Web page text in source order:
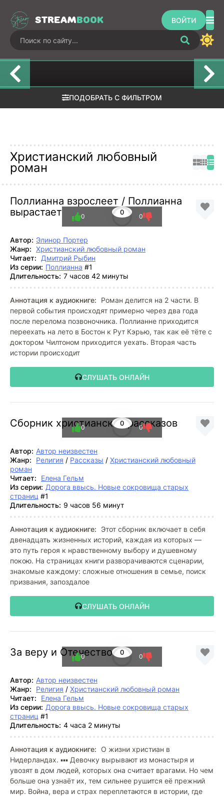
STREAMBOOK ВОЙТИ
ведьмак: 10.
ведьма
назначение
ПОДОБРАТЬ С ФИЛЬТРОМ
Христианский любовный
роман
Поллианна взрослеет / Поллианна
вырастает
0
0 0
Автор: Элинор Портер
Жанр: Христианский любовный роман
Читает:
Дмитрий Рыбин
Из серии: Поллианна #1
Длительность: 7 часов 42 минуты
Аннотация к аудиокниге:
Роман делится на 2 части. В
первой события происходят примерно через два года
после перелома позвоночника. Поллианне приходится
переехать на лето в Бостон к Рут Кэрью, так как её тёте с
доктором Чилтоном приходится уехать. Вторая часть
истории происходит
СЛУШАТЬ ОНЛАЙН
Сборник христианских рассказов
0
0 0
Автор: Автор неизвестен
Жанр:
Религия / Рассказы / Христианский любовный
роман
Читает:
Елена Гельм
Из серии: Дорога ввысь. Новые сокровища старых
страниц #1
Длительность: 9 часов 56 минут
Аннотация к аудиокниге:
Этот сборник включает в себя
двенадцать жизненных историй, каждая из которых —
это путь героя к нравственному выбору и душевному
покою. На страницах книги разворачиваются сценарии,
знакомые каждому: сложные отношения в семье, поиск
призвания, запоздалое
СЛУШАТЬ ОНЛАЙН
За веру и Отечество 0
0 0
Автор: Автор неизвестен
Жанр:
Религия / Христианский любовный роман
Читает:
Елена Гельм
Из серии: Дорога ввысь. Новые сокровища старых
страниц #1
Длительность: 4 часа 2 минуты
Аннотация к аудиокниге: О жизни христиан в
Нидерландах. ▪️▪️▪️ Девочку вырывают из монастыря и
увозят в дом людей, которых она считает врагами. Но чем
больше она узнаёт их, тем сильнее рушится её прежний
мир. Война, вера и страх переплетаются в истории, где